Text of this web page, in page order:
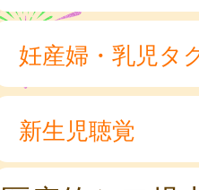
妊産婦・乳児タ
新生児聴覚